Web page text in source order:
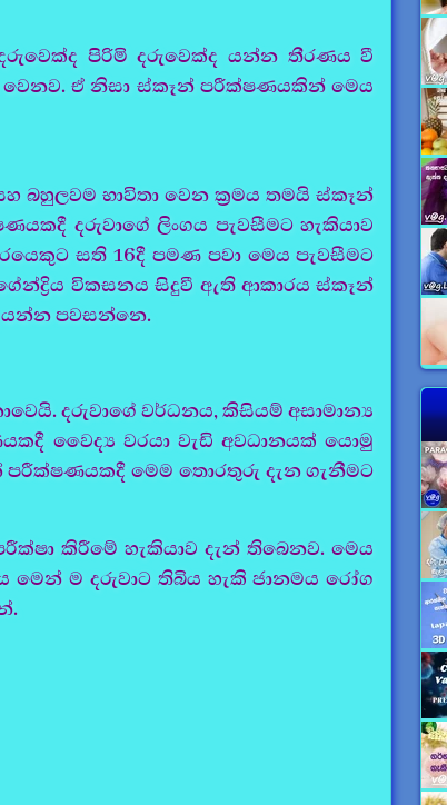
පිරිමි දරුවෙක්ද යන්න තීරණය වී
වෙනව. ඒ නිසා ස්කෑන් පරීක්ෂණයකින් මෙය
භාවිතා වෙන ක්‍රමය තමයි ස්කෑන්
දරුවාගේ ලිංගය පැවසීමට හැකියාව
සති 16දී පමණ පවා මෙය පැවසීමට
විකසනය සිදුවී ඇති ආකාරය ස්කෑන්
යන්න පවසන්නෙ.
දරුවාගේ වර්ධනය, කිසියම් අසාමාන්‍ය
වෛද්‍ය වරයා වැඩි අවධානයක් යොමු
පරීක්ෂණයකදී මෙම තොරතුරු දැන ගැනීමට
කිරීමේ හැකියාව දැන් තිබෙනව. මෙය
මෙන් ම දරුවාට තිබිය හැකි ජානමය රෝග